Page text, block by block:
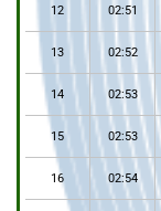
12 02:51
13 02:52
14 02:53
15 02:53
16 02:54